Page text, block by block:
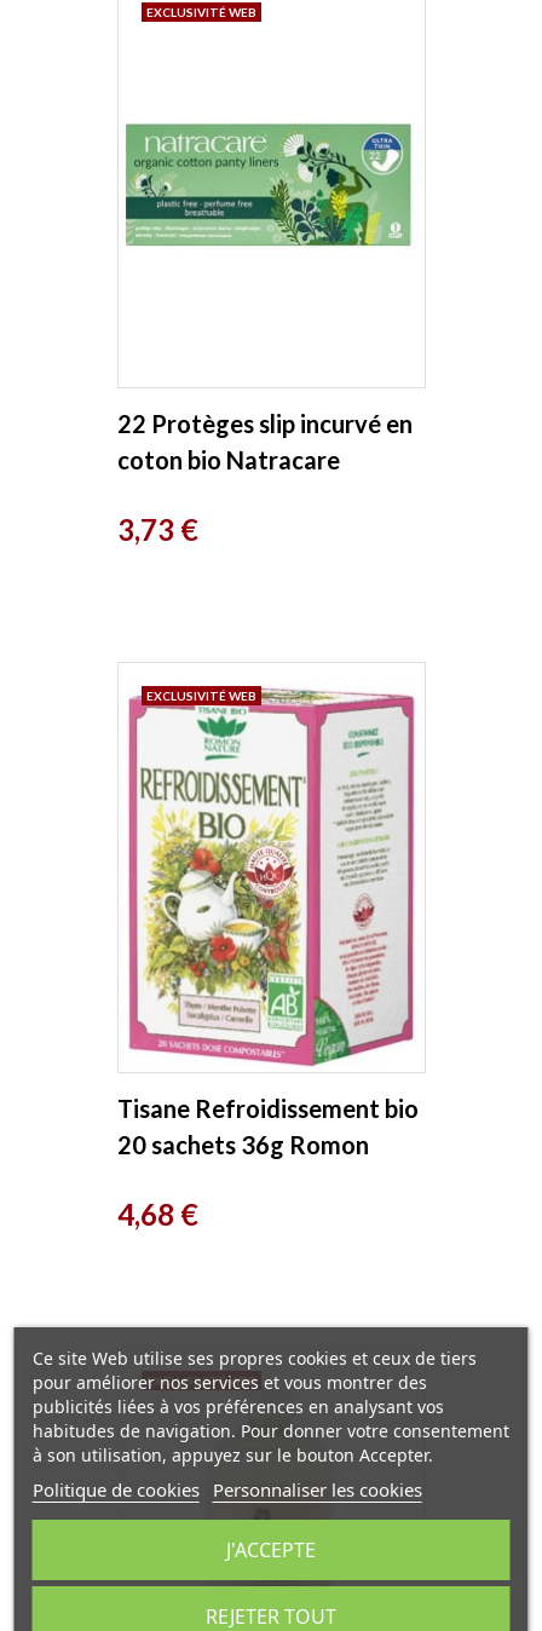
22 Protèges slip incurvé en
coton bio Natracare
Prix
3,73 €
EXCLUSIVITÉ WEB
Tisane Refroidissement bio
20 sachets 36g Romon
Prix
4,68 €
EXCLUSIVITÉ WEB
EXCLUSIVITÉ WEB
Ce site Web utilise ses propres cookies et ceux de tiers
pour améliorer nos services et vous montrer des
publicités liées à vos préférences en analysant vos
habitudes de navigation. Pour donner votre consentement
à son utilisation, appuyez sur le bouton Accepter.
Politique de cookies Personnaliser les cookies
REJETER TOUT
J'ACCEPTE